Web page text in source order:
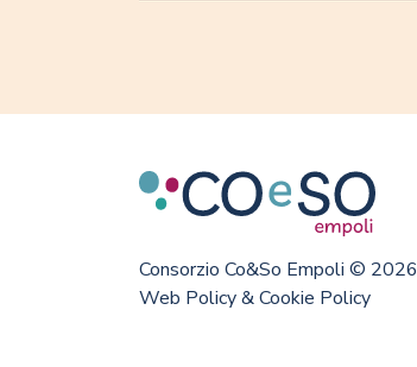
Consorzio Co&So Empoli © 2026
Web Policy & Cookie Policy